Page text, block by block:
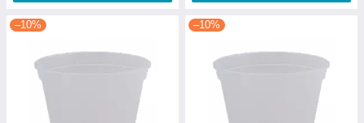
–10% –10%